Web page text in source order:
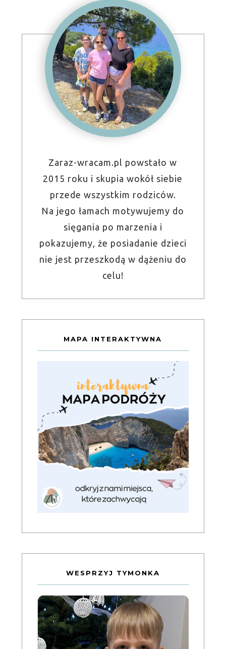
Zaraz-wracam.pl powstało w
2015 roku i skupia wokół siebie
przede wszystkim rodziców.
Na jego łamach motywujemy do
sięgania po marzenia i
pokazujemy, że posiadanie dzieci
nie jest przeszkodą w dążeniu do
celu!
MAPA INTERAKTYWNA
WESPRZYJ TYMONKA